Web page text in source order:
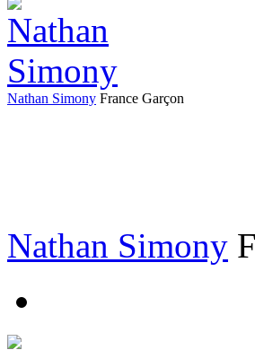
Nathan Simony France Garçon
Nathan Simony